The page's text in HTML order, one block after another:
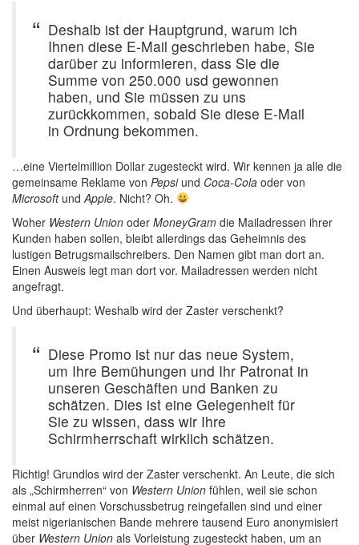
Deshalb ist der Hauptgrund, warum ich
Ihnen diese E-Mail geschrieben habe, Sie
darüber zu informieren, dass Sie die
Summe von 250.000 usd gewonnen
haben, und Sie müssen zu uns
zurückkommen, sobald Sie diese E-Mail
in Ordnung bekommen.
…eine Viertelmillion Dollar zugesteckt wird. Wir kennen ja alle die
gemeinsame Reklame von Pepsiund Coca-Cola oder von
MicrosoftundApple. Nicht? Oh.
Woher Western Union oder MoneyGram die Mailadressen ihrer
Kunden haben sollen, bleibt allerdings das Geheimnis des
lustigen Betrugsmailschreibers. Den Namen gibt man dort an.
Einen Ausweis legt man dort vor. Mailadressen werden nicht
angefragt.
Und überhaupt: Weshalb wird der Zaster verschenkt?
Diese Promo ist nur das neue System,
um Ihre Bemühungen und Ihr Patronat in
unseren Geschäften und Banken zu
schätzen. Dies ist eine Gelegenheit für
Sie zu wissen, dass wir Ihre
Schirmherrschaft wirklich schätzen.
Richtig! Grundlos wird der Zaster verschenkt. An Leute, die sich
als „Schirmherren“ von Western Union fühlen, weil sie schon
einmal auf einen Vorschussbetrug reingefallen sind und einer
meist nigerianischen Bande mehrere tausend Euro anonymisiert
über Western Union als Vorleistung zugesteckt haben, um an